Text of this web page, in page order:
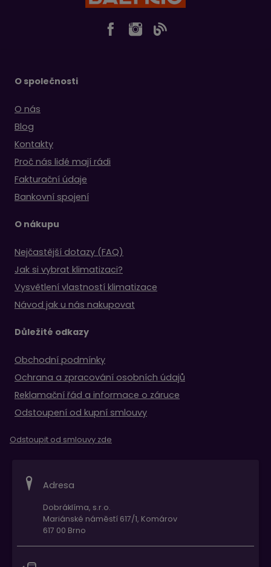
O společnosti
O nás
Blog
Kontakty
Proč nás lidé mají rádi
Fakturační údaje
Bankovní spojení
O nákupu
Nejčastější dotazy (FAQ)
Jak si vybrat klimatizaci?
Vysvětlení vlastností klimatizace
Návod jak u nás nakupovat
Důležité odkazy
Obchodní podmínky
Ochrana a zpracování osobních údajů
Reklamační řád a informace o záruce
Odstoupení od kupní smlouvy
Odstoupit od smlouvy zde
Adresa
Dobráklíma, s.r.o.
Mariánské náměstí 617/1, Komárov
617 00 Brno